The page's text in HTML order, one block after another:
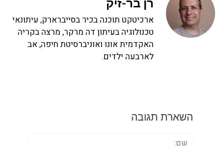
רן בר-זיק
ארכיטקט תוכנה בכיר בסייברארק, עיתונאי
טכנולוגיה בעיתון דה מרקר, מרצה בקריה
האקדמית אונו ואוניברסיטת חיפה, אב
לארבעה ילדים.
השארת תגובה